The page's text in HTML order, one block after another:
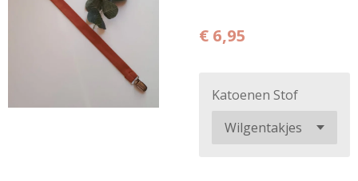
€ 6,95
Katoenen Stof